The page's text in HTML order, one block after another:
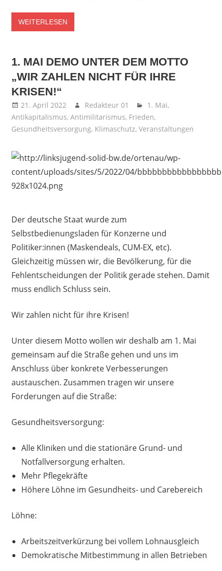
WEITERLESEN
1. MAI DEMO UNTER DEM MOTTO
„WIR ZAHLEN NICHT FÜR IHRE
KRISEN!“
21. April 2022 Redakteur 01 1. Mai,
Antikapitalismus, Antimilitarismus, Frieden,
Gesundheitsversorgung, Klimaschutz, Veranstaltungen
Der deutsche Staat wurde zum
Selbstbedienungsladen für Konzerne und
Politiker:innen (Maskendeals, CUM-EX, etc).
Gleichzeitig müssen wir, die Bevölkerung, für die
Fehlentscheidungen der Politik gerade stehen. Damit
muss endlich Schluss sein.
Wir zahlen nicht für ihre Krisen!
Unter diesem Motto wollen wir deshalb am 1. Mai
gemeinsam auf die Straße gehen und uns im
Anschluss über konkrete Verbesserungen
austauschen. Zusammen tragen wir unsere
Forderungen auf die Straße:
Gesundheitsversorgung:
Alle Kliniken und die stationäre Grund- und
Notfallversorgung erhalten.
Mehr Pflegekräfte
Höhere Löhne im Gesundheits- und Carebereich
Löhne:
Arbeitszeitverkürzung bei vollem Lohnausgleich
Demokratische Mitbestimmung in allen Betrieben